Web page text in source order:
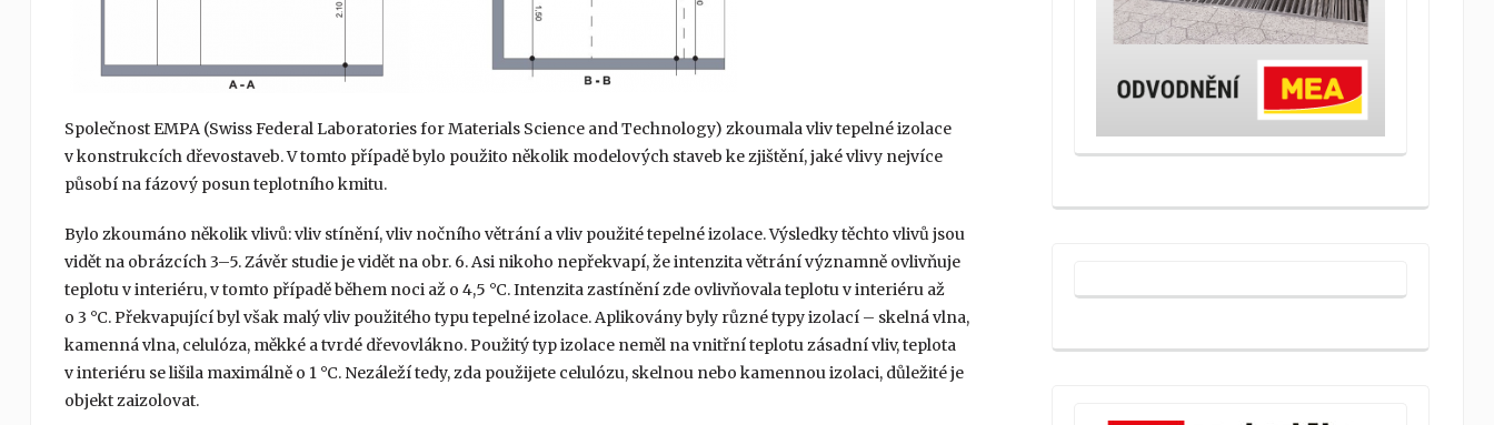
Společnost EMPA (Swiss Federal Laboratories for Materials Science and Technology) zkoumala vliv tepelné izolace
v konstrukcích dřevostaveb. V tomto případě bylo použito několik modelových staveb ke zjištění, jaké vlivy nejvíce
působí na fázový posun teplotního kmitu.
Bylo zkoumáno několik vlivů: vliv stínění, vliv nočního větrání a vliv použité tepelné izolace. Výsledky těchto vlivů jsou
vidět na obrázcích 3–5. Závěr studie je vidět na obr. 6. Asi nikoho nepřekvapí, že intenzita větrání významně ovlivňuje
teplotu v interiéru, v tomto případě během noci až o 4,5 °C. Intenzita zastínění zde ovlivňovala teplotu v interiéru až
o 3 °C. Překvapující byl však malý vliv použitého typu tepelné izolace. Aplikovány byly různé typy izolací – skelná vlna,
kamenná vlna, celulóza, měkké a tvrdé dřevovlákno. Použitý typ izolace neměl na vnitřní teplotu zásadní vliv, teplota
v interiéru se lišila maximálně o 1 °C. Nezáleží tedy, zda použijete celulózu, skelnou nebo kamennou izolaci, důležité je
objekt zaizolovat.